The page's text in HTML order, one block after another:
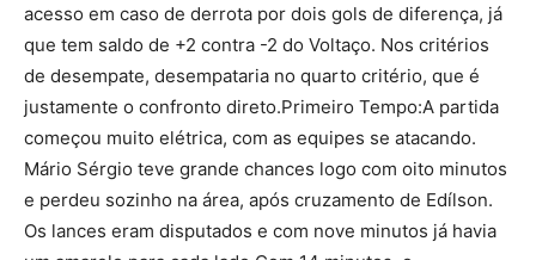
acesso em caso de derrota por dois gols de diferença, já
que tem saldo de +2 contra -2 do Voltaço. Nos critérios
de desempate, desempataria no quarto critério, que é
justamente o confronto direto.Primeiro Tempo:A partida
começou muito elétrica, com as equipes se atacando.
Mário Sérgio teve grande chances logo com oito minutos
e perdeu sozinho na área, após cruzamento de Edílson.
Os lances eram disputados e com nove minutos já havia